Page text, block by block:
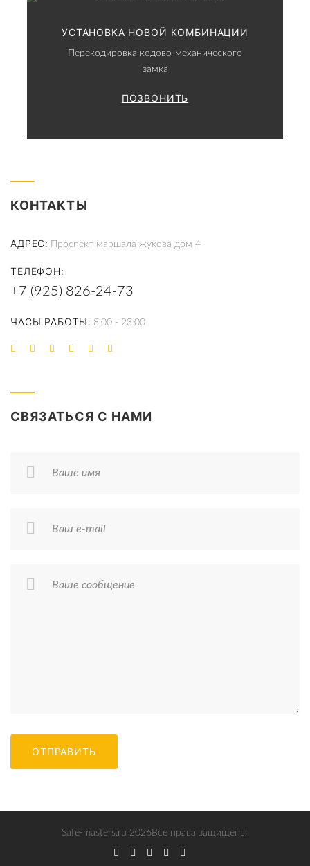
УСТАНОВКА НОВОЙ КОМБИНАЦИИ
Перекодировка кодово-механического
замка
ПОЗВОНИТЬ
КОНТАКТЫ
АДРЕС Проспект маршала жукова дом 4
ТЕЛЕФОН
+7 (925) 826-24-73
ЧАСЫ РАБОТЫ 8:00 - 23:00
СВЯЗАТЬСЯ С НАМИ
Ваше имя
Ваш e-mail
Ваше сообщение
ОТПРАВИТЬ
Safe-masters.ru 2026 Все права защищены.